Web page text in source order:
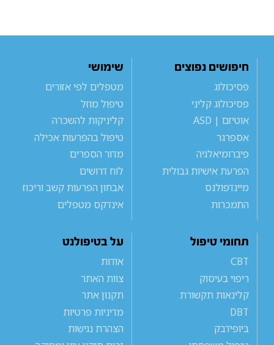
חיפושים נפוצים
פסיכולוג
פסיכולוג קליני
אוטיזם | ASD
אספרגר
פיברומיאלגיה
הפרעת אישיות גבולית
מיינדפולנס
התמכרות
שימושי
מטפלים לפי אזורים
טיפול מוזל
קליניקות להשכרה
טיפול בהפרעות אכילה
מדור הספרים
לוח דרושים
אבחון הפרעות קשב וריכוז
אינדקס מטפלים
תחומי טיפול
CBT
ריפוי בעיסוק
קלינאות תקשורת
DBT
ביופידבק
על בטיפולנט
אודות
צוות האתר
תקנון אתר
מדיניות פרטיות
הצהרת נגישות